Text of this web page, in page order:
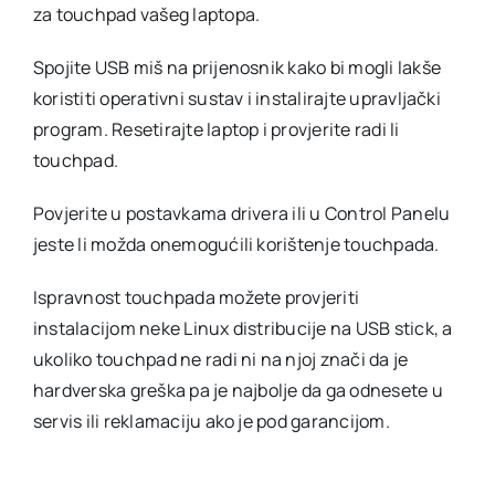
za touchpad vašeg laptopa.
Spojite USB miš na prijenosnik kako bi mogli lakše
koristiti operativni sustav i instalirajte upravljački
program. Resetirajte laptop i provjerite radi li
touchpad.
Povjerite u postavkama drivera ili u Control Panelu
jeste li možda onemogućili korištenje touchpada.
Ispravnost touchpada možete provjeriti
instalacijom neke Linux distribucije na USB stick, a
ukoliko touchpad ne radi ni na njoj znači da je
hardverska greška pa je najbolje da ga odnesete u
servis ili reklamaciju ako je pod garancijom.